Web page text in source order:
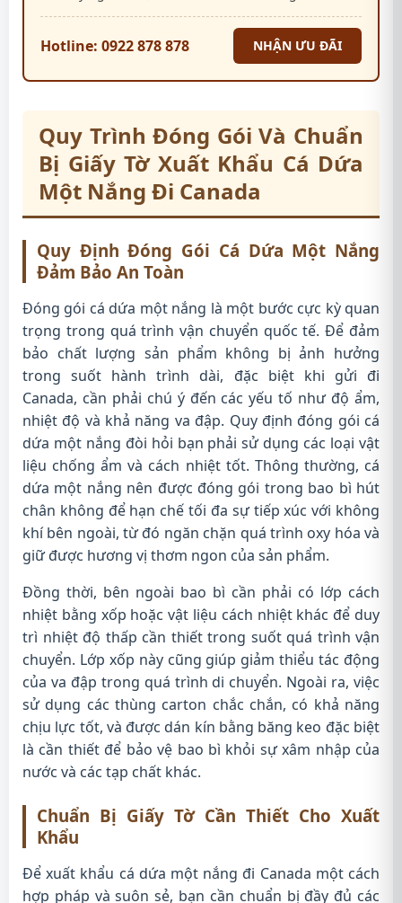
Hotline: 0922 878 878 NHẬN ƯU ĐÃI
Quy Trình Đóng Gói Và Chuẩn
Bị Giấy Tờ Xuất Khẩu Cá Dứa
Một Nắng Đi Canada
Quy Định Đóng Gói Cá Dứa Một Nắng
Đảm Bảo An Toàn
Đóng gói cá dứa một nắng là một bước cực kỳ quan
trọng trong quá trình vận chuyển quốc tế. Để đảm
bảo chất lượng sản phẩm không bị ảnh hưởng
trong suốt hành trình dài, đặc biệt khi gửi đi
Canada, cần phải chú ý đến các yếu tố như độ ẩm,
nhiệt độ và khả năng va đập. Quy định đóng gói cá
dứa một nắng đòi hỏi bạn phải sử dụng các loại vật
liệu chống ẩm và cách nhiệt tốt. Thông thường, cá
dứa một nắng nên được đóng gói trong bao bì hút
chân không để hạn chế tối đa sự tiếp xúc với không
khí bên ngoài, từ đó ngăn chặn quá trình oxy hóa và
giữ được hương vị thơm ngon của sản phẩm.
Đồng thời, bên ngoài bao bì cần phải có lớp cách
nhiệt bằng xốp hoặc vật liệu cách nhiệt khác để duy
trì nhiệt độ thấp cần thiết trong suốt quá trình vận
chuyển. Lớp xốp này cũng giúp giảm thiểu tác động
của va đập trong quá trình di chuyển. Ngoài ra, việc
sử dụng các thùng carton chắc chắn, có khả năng
chịu lực tốt, và được dán kín bằng băng keo đặc biệt
là cần thiết để bảo vệ bao bì khỏi sự xâm nhập của
nước và các tạp chất khác.
Chuẩn Bị Giấy Tờ Cần Thiết Cho Xuất
Khẩu
Để xuất khẩu cá dứa một nắng đi Canada một cách
hợp pháp và suôn sẻ, bạn cần chuẩn bị đầy đủ các